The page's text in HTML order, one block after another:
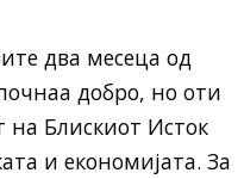
два месеца од
добро, но оти
на Блискиот Исток
и економијата. За